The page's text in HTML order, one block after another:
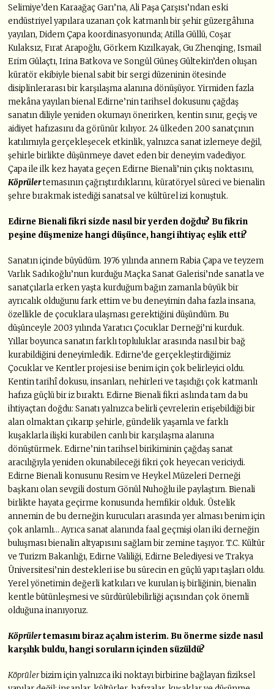
Selimiye’den Karaağaç Garı’na, Ali Paşa Çarşısı’ndan eski
endüstriyel yapılara uzanan çok katmanlı bir şehir güzergâhına
yayılan, Didem Çapa koordinasyonunda; Atilla Güllü, Coşar
Kulaksız, Fırat Arapoğlu, Görkem Kızılkayak, Gu Zhenqing, Ismail
Erim Gülaçtı, Irina Batkova ve Songül Güneş Gültekin’den oluşan
küratör ekibiyle bienal sabit bir sergi düzeninin ötesinde
disiplinlerarası bir karşılaşma alanına dönüşüyor. Yirmiden fazla
mekâna yayılan bienal Edirne’nin tarihsel dokusunu çağdaş
sanatın diliyle yeniden okumayı önerirken, kentin sınır, geçiş ve
aidiyet hafızasını da görünür kılıyor. 24 ülkeden 200 sanatçının
katılımıyla gerçekleşecek etkinlik, yalnızca sanat izlemeye değil,
şehirle birlikte düşünmeye davet eden bir deneyim vadediyor.
Çapa ile ilk kez hayata geçen Edirne Bienali’nin çıkış noktasını,
Köprülertemasının çağrıştırdıklarını, küratöryel süreci ve bienalin
şehre bırakmak istediği sanatsal ve kültürel izi konuştuk.
Edirne Bienali fikri sizde nasıl bir yerden doğdu? Bu fikrin
peşine düşmenize hangi düşünce, hangi ihtiyaç eşlik etti?
Sanatın içinde büyüdüm. 1976 yılında annem Rabia Çapa ve teyzem
Varlık Sadıkoğlu’nun kurduğu Maçka Sanat Galerisi’nde sanatla ve
sanatçılarla erken yaşta kurduğum bağın zamanla büyük bir
ayrıcalık olduğunu fark ettim ve bu deneyimin daha fazla insana,
özellikle de çocuklara ulaşması gerektiğini düşündüm. Bu
düşünceyle 2003 yılında Yaratıcı Çocuklar Derneği’ni kurduk.
Yıllar boyunca sanatın farklı topluluklar arasında nasıl bir bağ
kurabildiğini deneyimledik. Edirne’de gerçekleştirdiğimiz
Çocuklar ve Kentler projesi ise benim için çok belirleyici oldu.
Kentin tarihî dokusu, insanları, nehirleri ve taşıdığı çok katmanlı
hafıza güçlü bir iz bıraktı. Edirne Bienali fikri aslında tam da bu
ihtiyaçtan doğdu: Sanatı yalnızca belirli çevrelerin erişebildiği bir
alan olmaktan çıkarıp şehirle, gündelik yaşamla ve farklı
kuşaklarla ilişki kurabilen canlı bir karşılaşma alanına
dönüştürmek. Edirne’nin tarihsel birikiminin çağdaş sanat
aracılığıyla yeniden okunabileceği fikri çok heyecan vericiydi.
Edirne Bienali konusunu Resim ve Heykel Müzeleri Derneği
başkanı olan sevgili dostum Gönül Nuhoğlu ile paylaştım. Bienali
birlikte hayata geçirme konusunda hemfikir olduk. Üstelik
annemin de bu derneğin kurucuları arasında yer alması benim için
çok anlamlı… Ayrıca sanat alanında faal geçmişi olan iki derneğin
buluşması bienalin altyapısını sağlam bir zemine taşıyor. T.C. Kültür
ve Turizm Bakanlığı, Edirne Valiliği, Edirne Belediyesi ve Trakya
Üniversitesi’nin destekleri ise bu sürecin en güçlü yapı taşları oldu.
Yerel yönetimin değerli katkıları ve kurulan iş birliğinin, bienalin
kentle bütünleşmesi ve sürdürülebilirliği açısından çok önemli
olduğuna inanıyoruz.
Köprülertemasını biraz açalım isterim. Bu önerme sizde nasıl
karşılık buldu, hangi soruların içinden süzüldü?
Köprülerbizim için yalnızca iki noktayı birbirine bağlayan fiziksel